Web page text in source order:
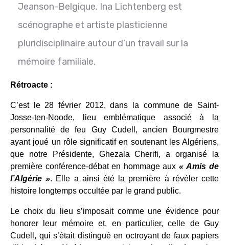
Jeanson-Belgique. Ina Lichtenberg est
scénographe et artiste plasticienne
pluridisciplinaire autour d’un travail sur la
mémoire familiale.
Rétroacte :
C’est le 28 février 2012, dans la commune de Saint-
Josse-ten-Noode, lieu emblématique associé à la
personnalité de feu Guy Cudell, ancien Bourgmestre
ayant joué un rôle significatif en soutenant les Algériens,
que notre Présidente, Ghezala Cherifi, a organisé la
première conférence-débat en hommage aux « Amis de
l’Algérie ». Elle a ainsi été la première à révéler cette
histoire longtemps occultée par le grand public.
Le choix du lieu s’imposait comme une évidence pour
honorer leur mémoire et, en particulier, celle de Guy
Cudell, qui s’était distingué en octroyant de faux papiers